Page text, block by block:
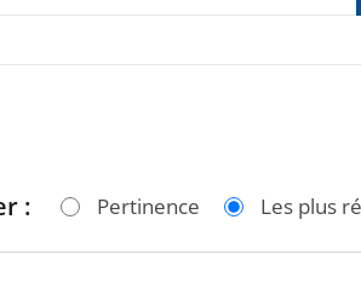
: Pertinence Les plus